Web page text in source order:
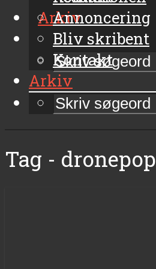
Arkiv
Annoncering
Bliv skribent
Kontakt
Arkiv
Tag - dronepop